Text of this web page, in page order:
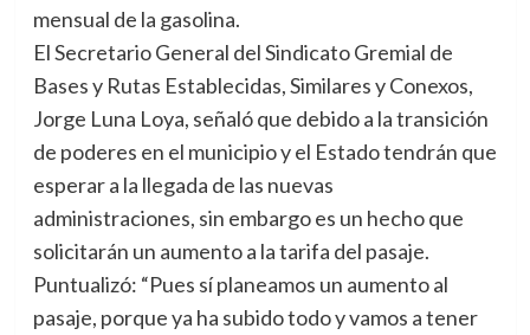
mensual de la gasolina.
El Secretario General del Sindicato Gremial de
Bases y Rutas Establecidas, Similares y Conexos,
Jorge Luna Loya, señaló que debido a la transición
de poderes en el municipio y el Estado tendrán que
esperar a la llegada de las nuevas
administraciones, sin embargo es un hecho que
solicitarán un aumento a la tarifa del pasaje.
Puntualizó: “Pues sí planeamos un aumento al
pasaje, porque ya ha subido todo y vamos a tener